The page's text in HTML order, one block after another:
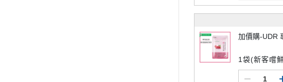
加價購-UDR
1袋(新客嚐